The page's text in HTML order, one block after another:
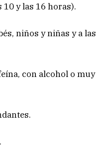
y las 16 horas).
niños y niñas y a las
con alcohol o muy